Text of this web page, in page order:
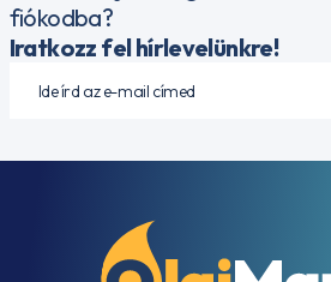
fiókodba?
Iratkozz fel hírlevelünkre!